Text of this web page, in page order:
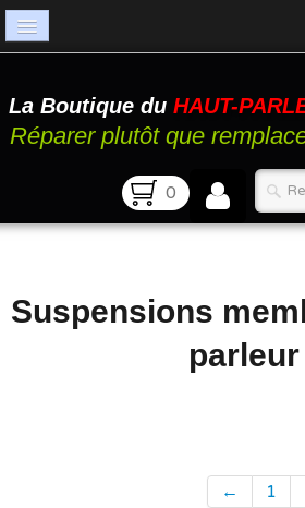
Catalogue
Atelier
La Boutique du HAUT-
Réparer plutôt que
0
Suspensions
parleur
← 1